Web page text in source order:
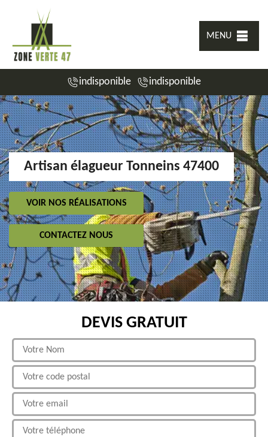
MENU
indisponible indisponible
Artisan élagueur Tonneins 47400
VOIR NOS RÉALISATIONS
CONTACTEZ NOUS
DEVIS GRATUIT